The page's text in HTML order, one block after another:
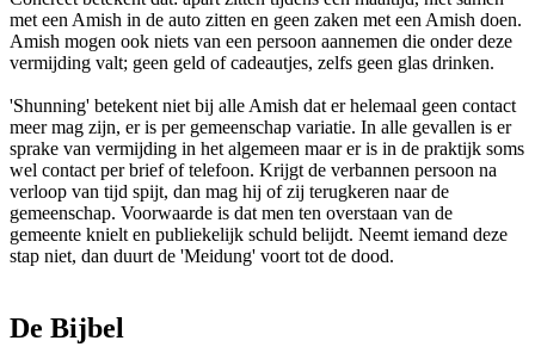
met een Amish in de auto zitten en geen zaken met een Amish doen.
Amish mogen ook niets van een persoon aannemen die onder deze
vermijding valt; geen geld of cadeautjes, zelfs geen glas drinken.
'Shunning' betekent niet bij alle Amish dat er helemaal geen contact
meer mag zijn, er is per gemeenschap variatie. In alle gevallen is er
sprake van vermijding in het algemeen maar er is in de praktijk soms
wel contact per brief of telefoon. Krijgt de verbannen persoon na
verloop van tijd spijt, dan mag hij of zij terugkeren naar de
gemeenschap. Voorwaarde is dat men ten overstaan van de
gemeente knielt en publiekelijk schuld belijdt. Neemt iemand deze
stap niet, dan duurt de 'Meidung' voort tot de dood.
De Bijbel